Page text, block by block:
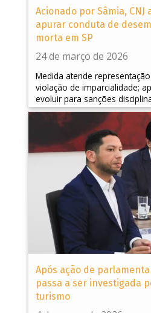
Acionado por Sâmia,
apurar conduta de
morta em SP
24 de março de 2026
Medida atende
violação de imparcialidade;
evoluir para sanções
Após ação de
passa a ser investigada
turismo